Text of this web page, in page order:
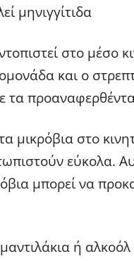
μηνιγγίτιδα
στο μέσο
και ο
τα
μικρόβια στο
εύκολα.
μπορεί να
ή αλκοόλ